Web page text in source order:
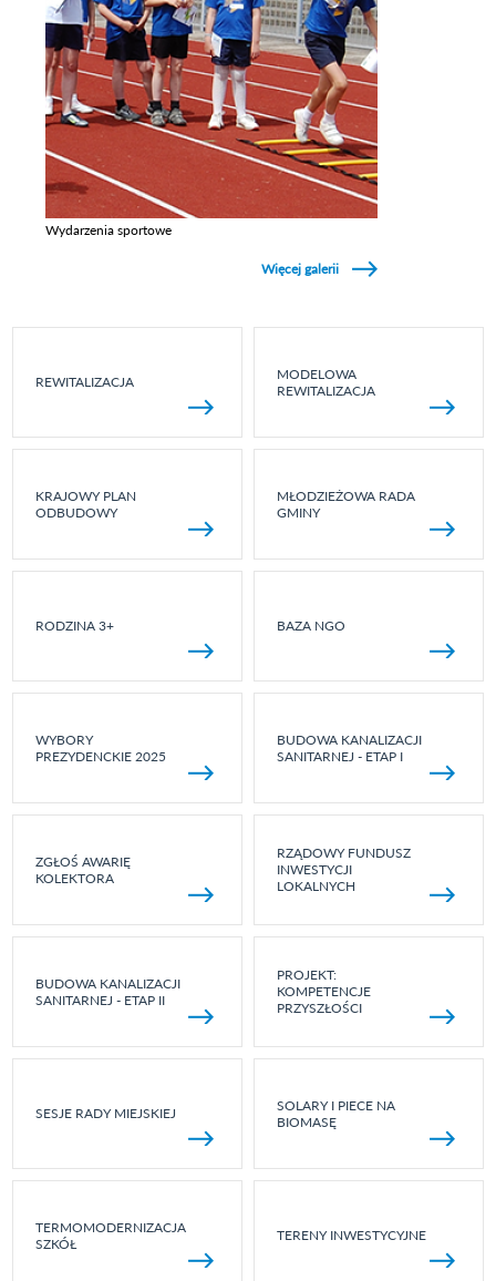
Wydarzenia sportowe
Więcej galerii
REWITALIZACJA
MODELOWA
REWITALIZACJA
KRAJOWY PLAN
ODBUDOWY
MŁODZIEŻOWA RADA
GMINY
RODZINA 3+ BAZA NGO
WYBORY
PREZYDENCKIE 2025
BUDOWA KANALIZACJI
SANITARNEJ - ETAP I
ZGŁOŚ AWARIĘ
KOLEKTORA
RZĄDOWY FUNDUSZ
INWESTYCJI
LOKALNYCH
BUDOWA KANALIZACJI
SANITARNEJ - ETAP II
PROJEKT:
KOMPETENCJE
PRZYSZŁOŚCI
SESJE RADY MIEJSKIEJ
SOLARY I PIECE NA
BIOMASĘ
TERMOMODERNIZACJA
SZKÓŁ
TERENY INWESTYCYJNE